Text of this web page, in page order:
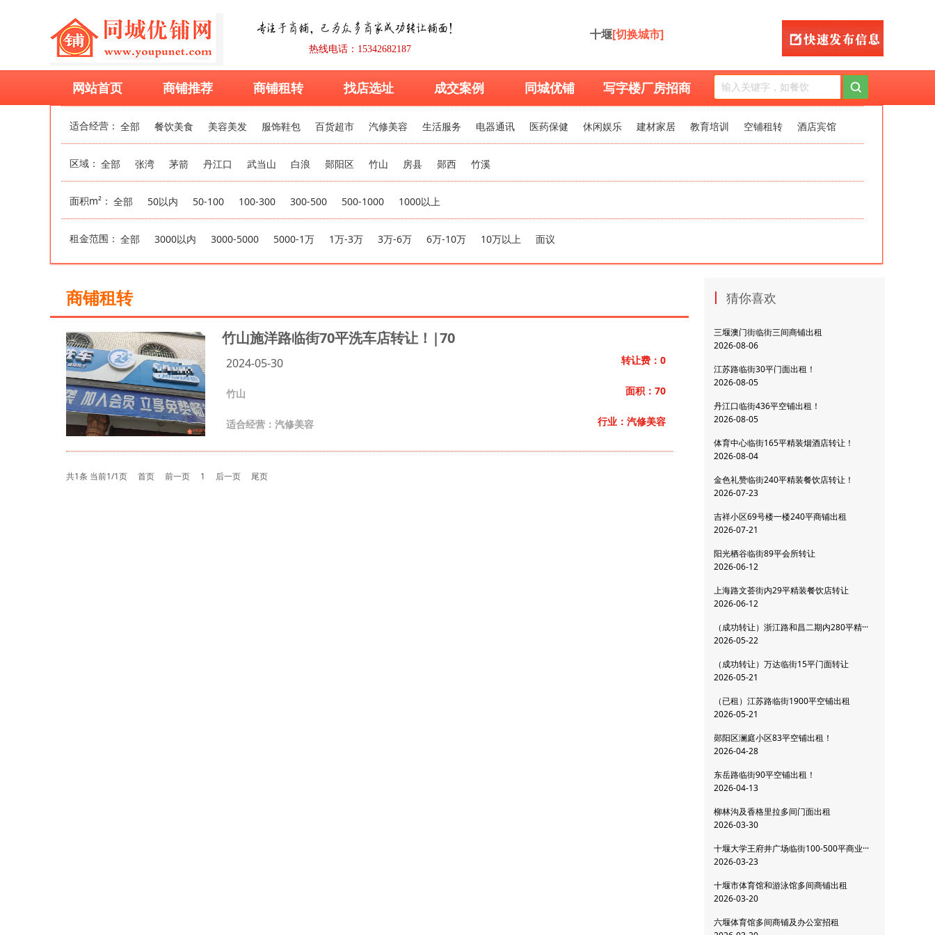
热线电话：15342682187
十堰[切换城市]
网站首页 商铺推荐 商铺租转 找店选址 成交案例 同城优铺 写字楼厂房招商
适合经营： 全部 餐饮美食 美容美发 服饰鞋包 百货超市 汽修美容 生活服务 电器通讯 医药保健 休闲娱乐 建材家居 教育培训 空铺租转 酒店宾馆
区域： 全部 张湾 茅箭 丹江口 武当山 白浪 郧阳区 竹山 房县 郧西 竹溪
面积m²： 全部 50以内 50-100 100-300 300-500 500-1000 1000以上
租金范围： 全部 3000以内 3000-5000 5000-1万 1万-3万 3万-6万 6万-10万 10万以上 面议
商铺租转
竹山施洋路临街70平洗车店转让！|70
2024-05-30
竹山
适合经营：汽修美容
转让费：0
面积：70
行业：汽修美容
共1条 当前1/1页 首页 前一页 1 后一页 尾页
| 猜你喜欢
三堰澳门街临街三间商铺出租
2026-08-06
江苏路临街30平门面出租！
2026-08-05
丹江口临街436平空铺出租！
2026-08-05
体育中心临街165平精装烟酒店转让！
2026-08-04
金色礼赞临街240平精装餐饮店转让！
2026-07-23
吉祥小区69号楼一楼240平商铺出租
2026-07-21
阳光栖谷临街89平会所转让
2026-06-12
上海路文荟街内29平精装餐饮店转让
2026-06-12
（成功转让）浙江路和昌二期内280平精···
2026-05-22
（成功转让）万达临街15平门面转让
2026-05-21
（已租）江苏路临街1900平空铺出租
2026-05-21
郧阳区澜庭小区83平空铺出租！
2026-04-28
东岳路临街90平空铺出租！
2026-04-13
柳林沟及香格里拉多间门面出租
2026-03-30
十堰大学王府井广场临街100-500平商业···
2026-03-23
十堰市体育馆和游泳馆多间商铺出租
2026-03-20
六堰体育馆多间商铺及办公室招租